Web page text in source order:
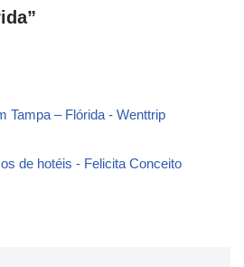
Tampa – Flórida - Wenttrip
de hotéis - Felicita Conceito